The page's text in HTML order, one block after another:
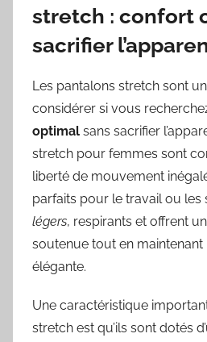
stretch : confort
sacrifier
Les pantalons stretch sont
considérer si vous
optimal sans sacrifier
stretch pour femmes sont
liberté de mouvement
parfaits pour le travail ou les
légers, respirants et offrent
soutenue tout en maintenant
élégante.
Une caractéristique
stretch est qu’ils sont dotés